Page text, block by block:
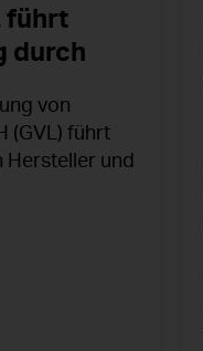
führt
durch
von
(GVL) führt
Hersteller und